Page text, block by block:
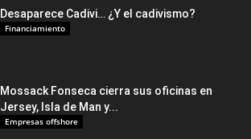
Desaparece Cadivi… ¿Y el cadivismo?
Financiamiento
Mossack Fonseca cierra sus oficinas en
Jersey, Isla de Man y...
Empresas offshore